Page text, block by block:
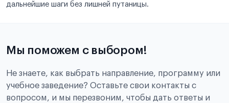
дальнейшие шаги без лишней путаницы.
Мы поможем с выбором!
Не знаете, как выбрать направление, программу или
учебное заведение? Оставьте свои контакты с
вопросом, и мы перезвоним, чтобы дать ответы и